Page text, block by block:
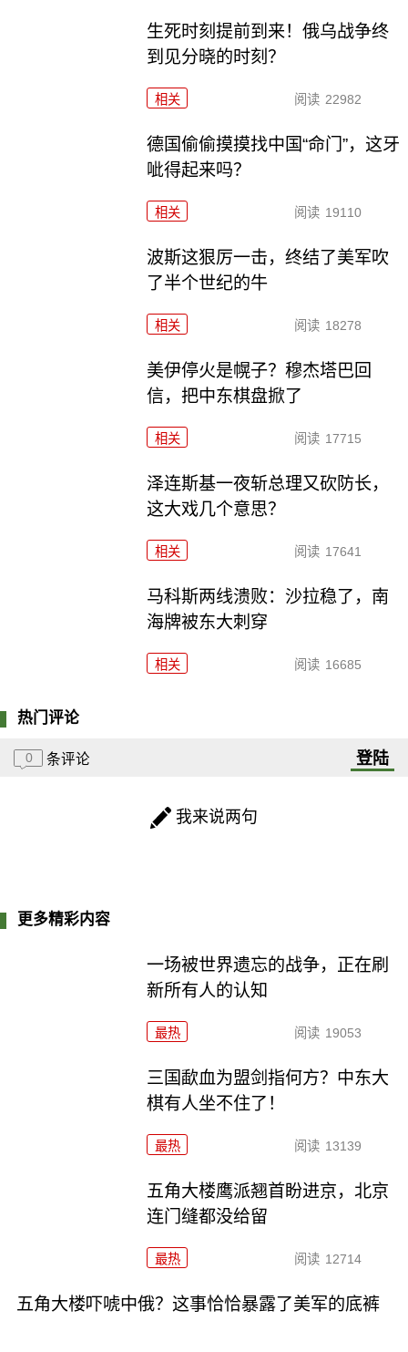
生死时刻提前到来！俄乌战争终
到见分晓的时刻？
相关 阅读 22982
德国偷偷摸摸找中国“命门”，这牙
呲得起来吗？
相关 阅读 19110
波斯这狠厉一击，终结了美军吹
了半个世纪的牛
相关 阅读 18278
美伊停火是幌子？穆杰塔巴回
信，把中东棋盘掀了
相关 阅读 17715
泽连斯基一夜斩总理又砍防长，
这大戏几个意思？
相关 阅读 17641
马科斯两线溃败：沙拉稳了，南
海牌被东大刺穿
相关 阅读 16685
热门评论
0 条评论 登陆
我来说两句
更多精彩内容
一场被世界遗忘的战争，正在刷
新所有人的认知
最热 阅读 19053
三国歃血为盟剑指何方？中东大
棋有人坐不住了！
最热 阅读 13139
五角大楼鹰派翘首盼进京，北京
连门缝都没给留
最热 阅读 12714
五角大楼吓唬中俄？这事恰恰暴露了美军的底裤